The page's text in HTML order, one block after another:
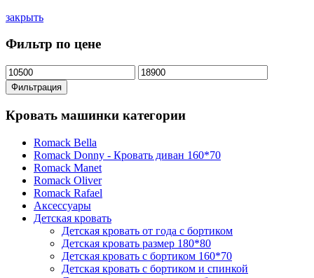
закрыть
Фильтр по цене
Минимальная
цена
Максимальная
цена
Фильтрация
Кровать машинки категории
Romack Bella
Romack Donny - Кровать диван 160*70
Romack Manet
Romack Oliver
Romack Rafael
Аксессуары
Детская кровать
Детская кровать от года с бортиком
Детская кровать размер 180*80
Детская кровать с бортиком 160*70
Детская кровать с бортиком и спинкой